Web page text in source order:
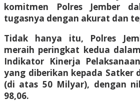
komitmen Polres Jember
tugasnya dengan akurat dan
Tidak hanya itu, Polres
meraih peringkat kedua
Indikator Kinerja
yang diberikan kepada Satker
(di atas 50 Milyar), dengan
98,06.